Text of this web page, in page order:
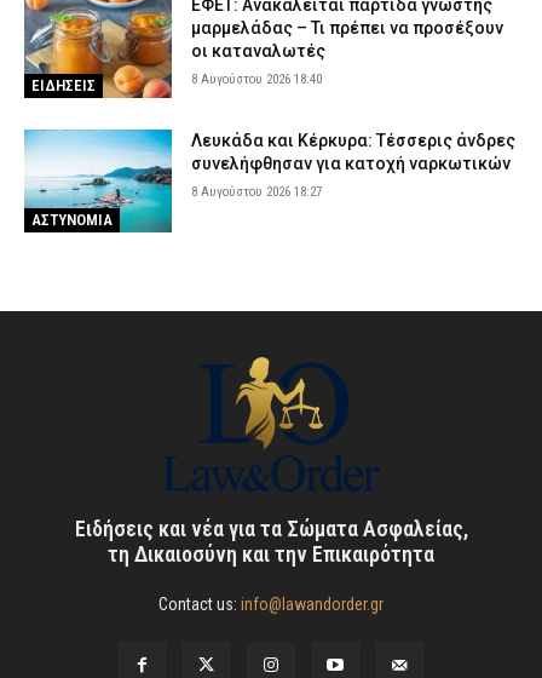
ΕΙΔΗΣΕΙΣ
ΕΦΕΤ: Ανακαλείται παρτίδα γνωστής
μαρμελάδας – Τι πρέπει να προσέξουν
οι καταναλωτές
8 Αυγούστου 2026 18:40
ΑΣΤΥΝΟΜΙΑ
Λευκάδα και Κέρκυρα: Τέσσερις άνδρες
συνελήφθησαν για κατοχή ναρκωτικών
8 Αυγούστου 2026 18:27
Ειδήσεις και νέα για τα Σώματα Ασφαλείας,
τη Δικαιοσύνη και την Επικαιρότητα
Contact us: info@lawandorder.gr